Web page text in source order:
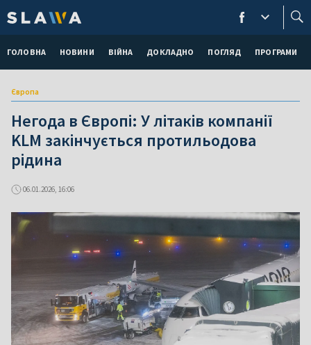
ГОЛОВНА НОВИНИ ВІЙНА ДОКЛАДНО ПОГЛЯД ПРОГРАМИ
Європа
Негода в Європі: У літаків компанії
KLM закінчується протильодова
рідина
06.01.2026, 16:06